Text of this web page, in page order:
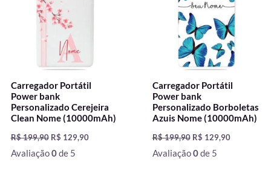
Carregador Portátil
Power bank
Personalizado Cerejeira
Clean Nome (10000mAh)
R$199,90 R$ 129,90
Avaliação0de 5
Carregador Portátil
Power bank
Personalizado Borboletas
Azuis Nome (10000mAh)
R$199,90 R$ 129,90
Avaliação0de 5